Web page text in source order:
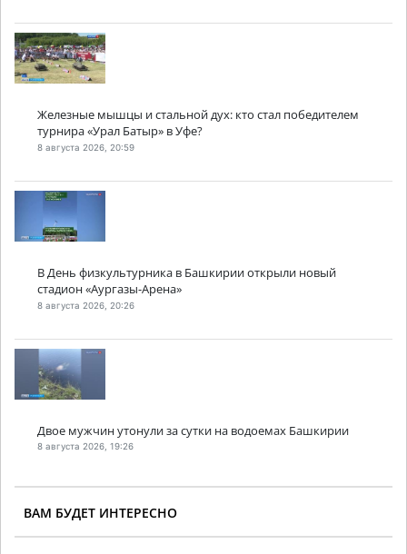
Железные мышцы и стальной дух: кто стал победителем
турнира «Урал Батыр» в Уфе?
8 августа 2026, 20:59
В День физкультурника в Башкирии открыли новый
стадион «Аургазы-Арена»
8 августа 2026, 20:26
Двое мужчин утонули за сутки на водоемах Башкирии
8 августа 2026, 19:26
ВАМ БУДЕТ ИНТЕРЕСНО